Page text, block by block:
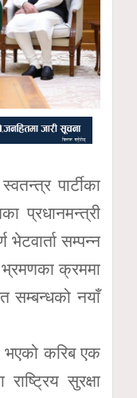
पार्टीका
प्रधानमन्त्री
भेटवार्ता सम्पन्न
क्रममा
सम्बन्धको नयाँ
भएको करिब एक
राष्ट्रिय सुरक्षा